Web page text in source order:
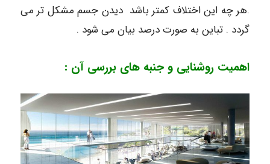
.هر چه این اختلاف کمتر باشد دیدن جسم مشکل تر می
گردد . تباین به صورت درصد بیان می شود .
اهمیت روشنایی و جنبه های بررسی آن :